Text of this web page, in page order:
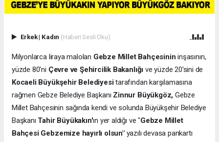
Erkek| Kadın (Haberi Sesli Oku)
Milyonlarca liraya malolan Gebze Millet Bahçesinin inşasının,
yüzde 80'ni Çevre ve Şehircilik Bakanlığı ve yüzde 20'sini de
Kocaeli Büyükşehir Belediyesitarafından karşılamasına
rağmen Gebze Belediye Başkanı Zinnur Büyükgöz, Gebze
Millet Bahçesinin sağında kendi ve solunda Büyükşehir Belediye
Başkanı Tahir Büyükakın'ın yer aldığı ve "Gebze Millet
Bahçesi Gebzemize hayırlı olsun"yazılı devasa pankartı